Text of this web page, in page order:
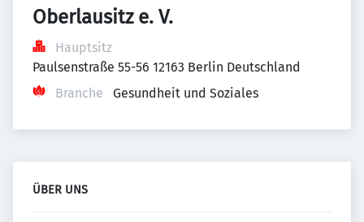
Oberlausitz e. V.
Hauptsitz
Paulsenstraße 55-56 12163 Berlin Deutschland
Branche
Gesundheit und Soziales
ÜBER UNS